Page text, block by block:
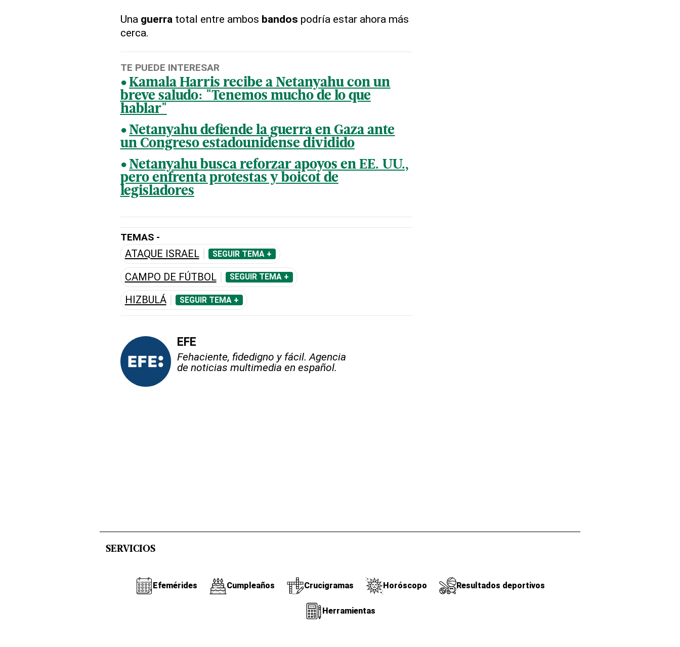
Una guerra total entre ambos bandos podría estar ahora más
cerca.
TE PUEDE INTERESAR
Kamala Harris recibe a Netanyahu con un
breve saludo: "Tenemos mucho de lo que
hablar"
Netanyahu defiende la guerra en Gaza ante
un Congreso estadounidense dividido
Netanyahu busca reforzar apoyos en EE. UU.,
pero enfrenta protestas y boicot de
legisladores
TEMAS -
ATAQUE ISRAEL SEGUIR TEMA +
CAMPO DE FÚTBOL SEGUIR TEMA +
HIZBULÁ SEGUIR TEMA +
EFE
Fehaciente, fidedigno y fácil. Agencia
de noticias multimedia en español.
SERVICIOS
Efemérides Cumpleaños Crucigramas Horóscopo Resultados deportivos
Herramientas